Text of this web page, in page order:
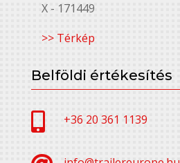
X - 171449
>> Térkép
Belföldi értékesítés
 +36 20 361 1139